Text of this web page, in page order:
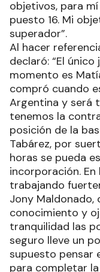
objetivos, para
puesto 16. Mi
superador”.
Al hacer
declaró: “El
momento es
compró cuando
Argentina y será
tenemos la
posición de la
Tabárez, por
horas se pueda
incorporación.
trabajando
Jony Maldonado,
conocimiento y
tranquilidad las
seguro lleve un
supuesto pensar
para completar